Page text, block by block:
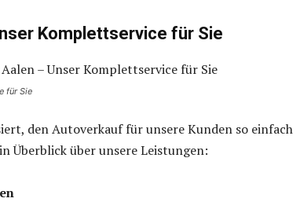
Komplettservice für Sie
für Sie
den Autoverkauf für unsere Kunden so einfach
Überblick über unsere Leistungen: